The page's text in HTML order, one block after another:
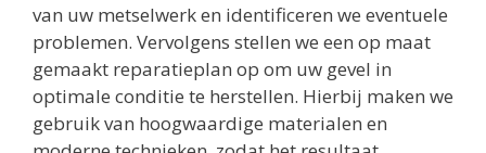
van uw metselwerk en identificeren we eventuele
problemen. Vervolgens stellen we een op maat
gemaakt reparatieplan op om uw gevel in
optimale conditie te herstellen. Hierbij maken we
gebruik van hoogwaardige materialen en